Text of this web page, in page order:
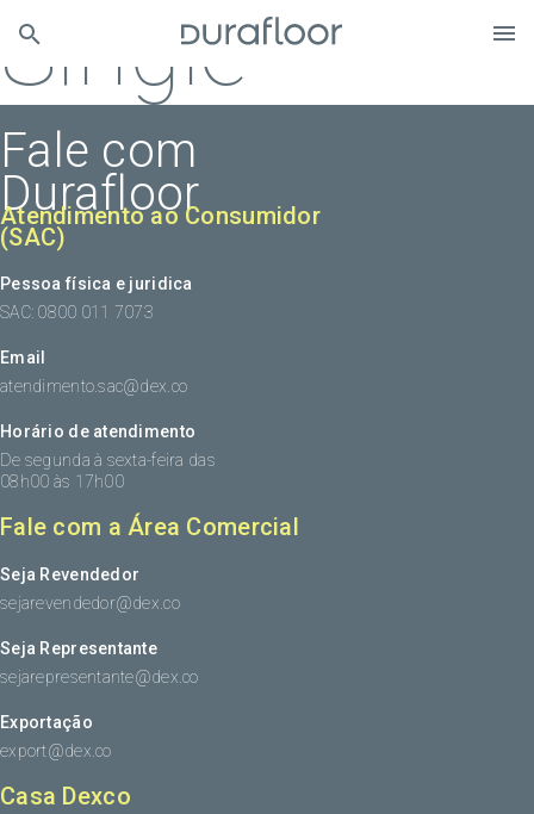
Single
Fale com
Durafloor
Atendimento ao Consumidor
(SAC)
Pessoa física e juridica
SAC: 0800 011 7073
Email
atendimento.sac@dex.co
Horário de atendimento
De segunda à sexta-feira das
08h00 às 17h00
Fale com a Área Comercial
Seja Revendedor
sejarevendedor@dex.co
Seja Representante
sejarepresentante@dex.co
Exportação
export@dex.co
Casa Dexco